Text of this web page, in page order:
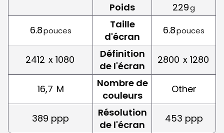
Poids 229g
6.8pouces
Taille
d'écran
6.8pouces
2412 x 1080
Définition
de l'écran
2800 x 1280
16,7 M
Nombre de
couleurs
Other
389 ppp
Résolution
de l'écran
453 ppp